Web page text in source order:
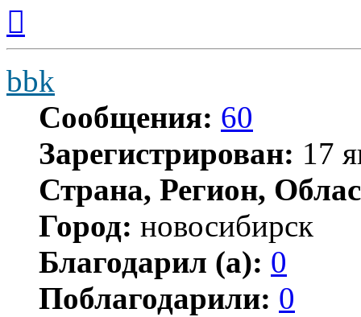
началу
bbk
Сообщения: 60
Зарегистрирован: 17
Страна, Регион,
Город: новосибирск
Благодарил (а): 0
Поблагодарили: 0